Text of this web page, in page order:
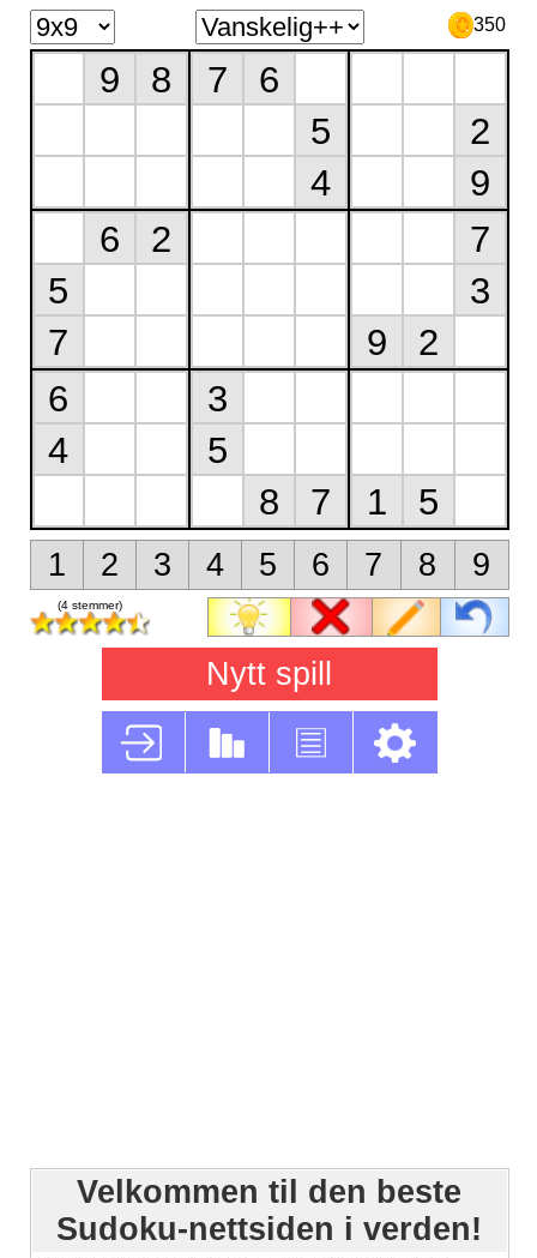
350
9 8 7
6
5
4
2
9
6
2
5
7
7
3
9
2
6
4
3
5
8
7 1 5
1 2 3 4 5 6 7 8 9
(4 stemmer)
Nytt spill
Velkommen til den beste
Sudoku-nettsiden i verden!